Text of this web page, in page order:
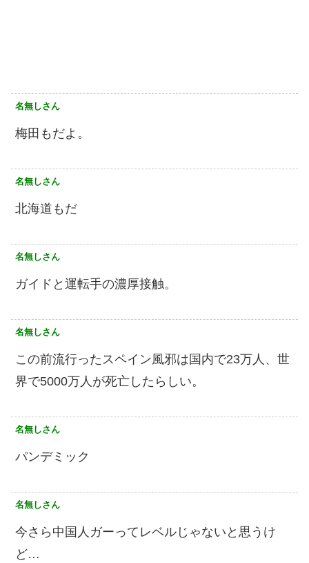
名無しさん
梅田もだよ。
名無しさん
北海道もだ
名無しさん
ガイドと運転手の濃厚接触。
名無しさん
この前流行ったスペイン風邪は国内で23万人、世
界で5000万人が死亡したらしい。
名無しさん
パンデミック
名無しさん
今さら中国人ガーってレベルじゃないと思うけ
ど…